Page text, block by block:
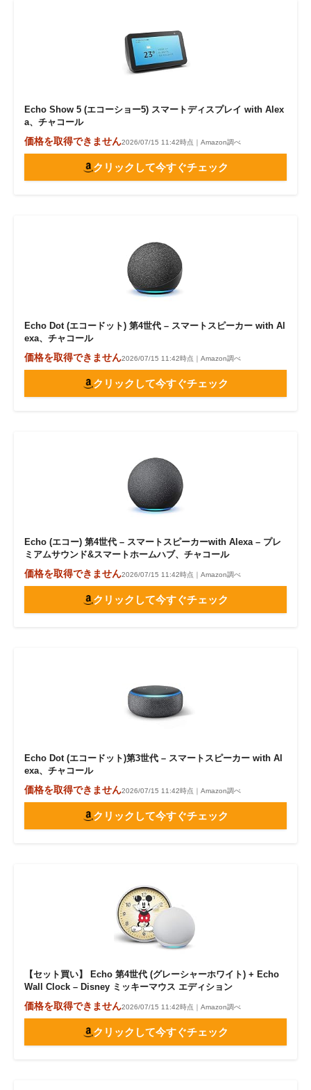
Echo Show 5 (エコーショー5) スマートディスプレイ with Alex
a、チャコール
価格を取得できません2026/07/15 11:42時点｜Amazon調べ
クリックして今すぐチェック
Echo Dot (エコードット) 第4世代 – スマートスピーカー with Al
exa、チャコール
価格を取得できません2026/07/15 11:42時点｜Amazon調べ
クリックして今すぐチェック
Echo (エコー) 第4世代 – スマートスピーカーwith Alexa – プレ
ミアムサウンド&スマートホームハブ、チャコール
価格を取得できません2026/07/15 11:42時点｜Amazon調べ
クリックして今すぐチェック
Echo Dot (エコードット)第3世代 – スマートスピーカー with Al
exa、チャコール
価格を取得できません2026/07/15 11:42時点｜Amazon調べ
クリックして今すぐチェック
【セット買い】 Echo 第4世代 (グレーシャーホワイト) + Echo
Wall Clock – Disney ミッキーマウス エディション
価格を取得できません2026/07/15 11:42時点｜Amazon調べ
クリックして今すぐチェック